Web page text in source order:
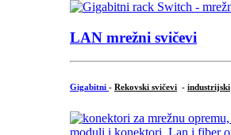
LAN mrežni svičevi
Gigabitni - Rekovski svičevi - industrijski